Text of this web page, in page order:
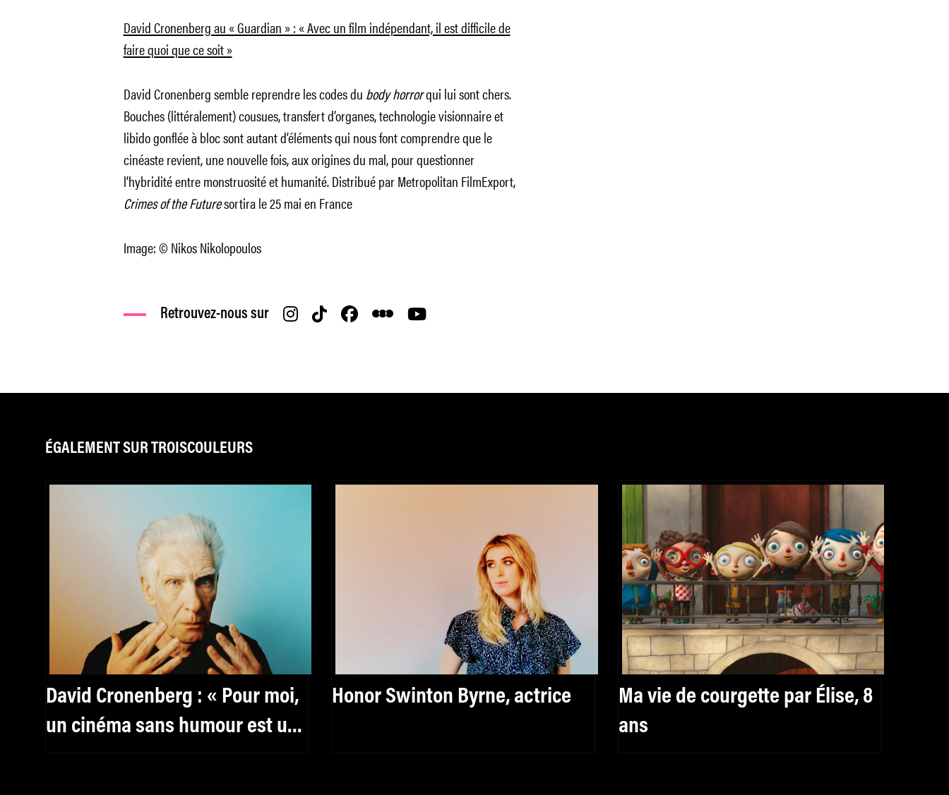
David Cronenberg au « Guardian » : « Avec un film indépendant, il est difficile de
faire quoi que ce soit »
David Cronenberg semble reprendre les codes du body horrorqui lui sont chers.
Bouches (littéralement) cousues, transfert d’organes, technologie visionnaire et
libido gonflée à bloc sont autant d’éléments qui nous font comprendre que le
cinéaste revient, une nouvelle fois, aux origines du mal, pour questionner
l’hybridité entre monstruosité et humanité. Distribué par Metropolitan FilmExport,
Crimes of the Futuresortira le 25 mai en France
Image: © Nikos Nikolopoulos
Retrouvez-nous sur
ÉGALEMENT SUR TROISCOULEURS
David Cronenberg : « Pour moi,
un cinéma sans humour est un
Honor Swinton Byrne, actrice
Ma vie de courgette par Élise, 8
ans